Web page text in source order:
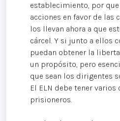
establecimiento, por
acciones en favor de las
los llevan ahora a que
cárcel. Y si junto a ellos
puedan obtener la
un propósito, pero
que sean los dirigentes
El ELN debe tener varios
prisioneros.